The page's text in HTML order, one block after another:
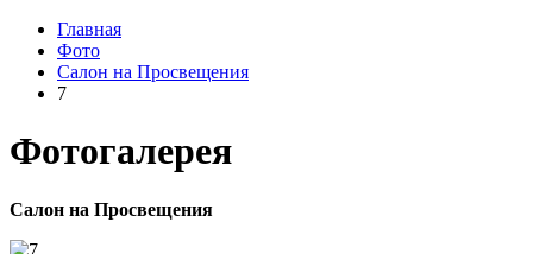
Главная
Фото
Cалон на Просвещения
7
Фотогалерея
Cалон на Просвещения